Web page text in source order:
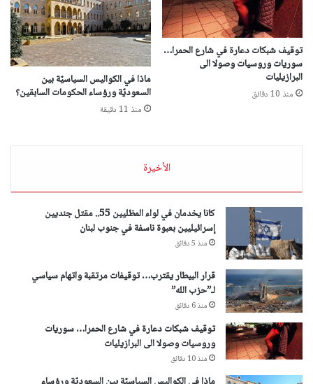
توقيف شبكات دعارة في شارع الحمرا…
سوريات وروسيات وصولا الى
البرازيليات
منذ 10 دقائق
ماذا في الكواليس السياسيّة بين
السعوديّة ورؤساء الحكومات السابقين؟
منذ 11 دقيقة
الأخيرة
كانا يخدمان في لواء المظليين 55.. مقتل جنديين
إسرائيليين بعبوة ناسفة في جنوب لبنان
منذ 5 دقائق
قرار البيطار يقترب… توقيفات مرتقبة واتهام سياسي
لـ”حزب الله”
منذ 6 دقائق
توقيف شبكات دعارة في شارع الحمرا… سوريات
وروسيات وصولا الى البرازيليات
منذ 10 دقائق